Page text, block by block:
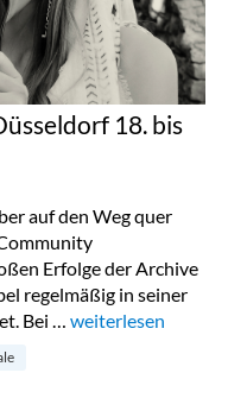
18. bis
auf den Weg quer
Erfolge der Archive
regelmäßig in seiner
Bei … „Lala Berlin Flash
weiterlesen